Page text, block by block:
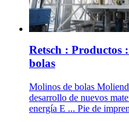
Retsch : Productos
bolas
Molinos de bolas
desarrollo de nuevos
energía E ... Pie de